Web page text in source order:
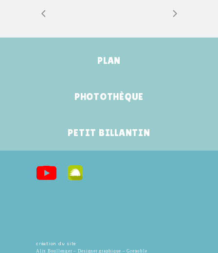
PLAN
PHOTOTHÈQUE
PETIT BILLANTIN
création du site
Alix Boullenger – Designer graphique – Grenoble